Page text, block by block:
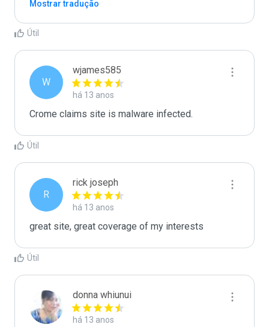
Mostrar tradução
Útil
W
wjames585
há 13 anos
Crome claims site is malware infected.
Útil
R
rick joseph
há 13 anos
great site, great coverage of my interests
Útil
donna whiunui
há 13 anos